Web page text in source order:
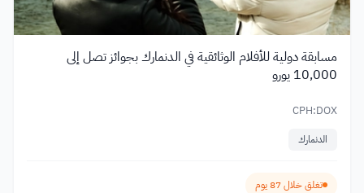
مسابقة دولية للأفلام الوثائقية في الدنمارك بجوائز تصل إلى
10,000 يورو
CPH:DOX
الدنمارك
تغلق خلال 87 يوم